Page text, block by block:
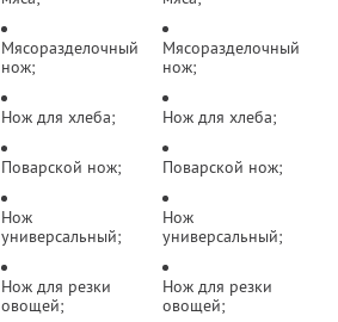
Мясоразделочный
нож;
Нож для хлеба;
Поварской нож;
Нож
универсальный;
Нож для резки
овощей;
Мясоразделочный
нож;
Нож для хлеба;
Поварской нож;
Нож
универсальный;
Нож для резки
овощей;